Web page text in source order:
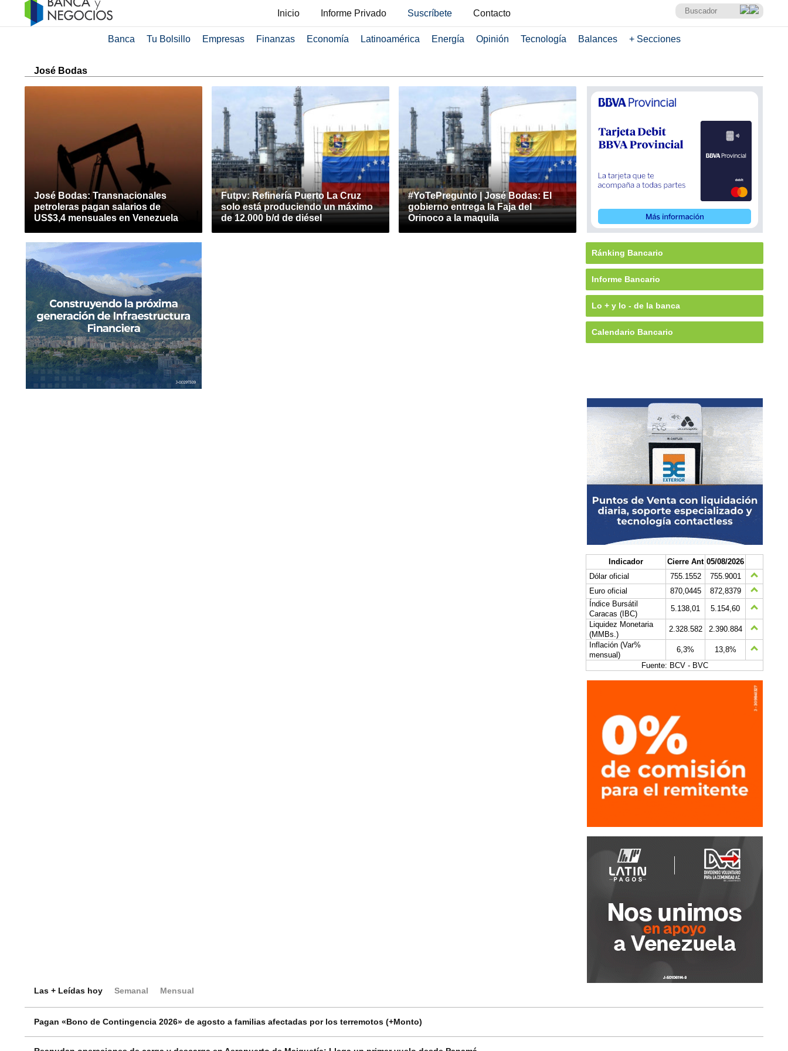
Inicio Informe Privado Suscríbete Contacto
Banca Tu Bolsillo Empresas Finanzas Economía Latinoamérica Energía Opinión Tecnología Balances + Secciones
José Bodas
José Bodas: Transnacionales
petroleras pagan salarios de
US$3,4 mensuales en Venezuela
Futpv: Refinería Puerto La Cruz
solo está produciendo un máximo
de 12.000 b/d de diésel
#YoTePregunto | José Bodas: El
gobierno entrega la Faja del
Orinoco a la maquila
Ránking Bancario
Informe Bancario
Lo + y lo - de la banca
Calendario Bancario
Indicador Cierre Ant 05/08/2026
Dólar oficial
755.1552
755.9001
Euro oficial
870,0445
872,8379
Índice Bursátil
Caracas (IBC)
5.138,01
5.154,60
Liquidez Monetaria
(MMBs.)
2.328.582
2.390.884
Inflación (Var%
mensual)
6,3%
13,8%
Fuente: BCV - BVC
Las + Leídas hoy Semanal Mensual
Pagan «Bono de Contingencia 2026» de agosto a familias afectadas por los terremotos (+Monto)